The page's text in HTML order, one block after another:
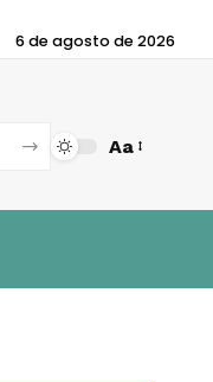
6 de agosto de 2026
Aa